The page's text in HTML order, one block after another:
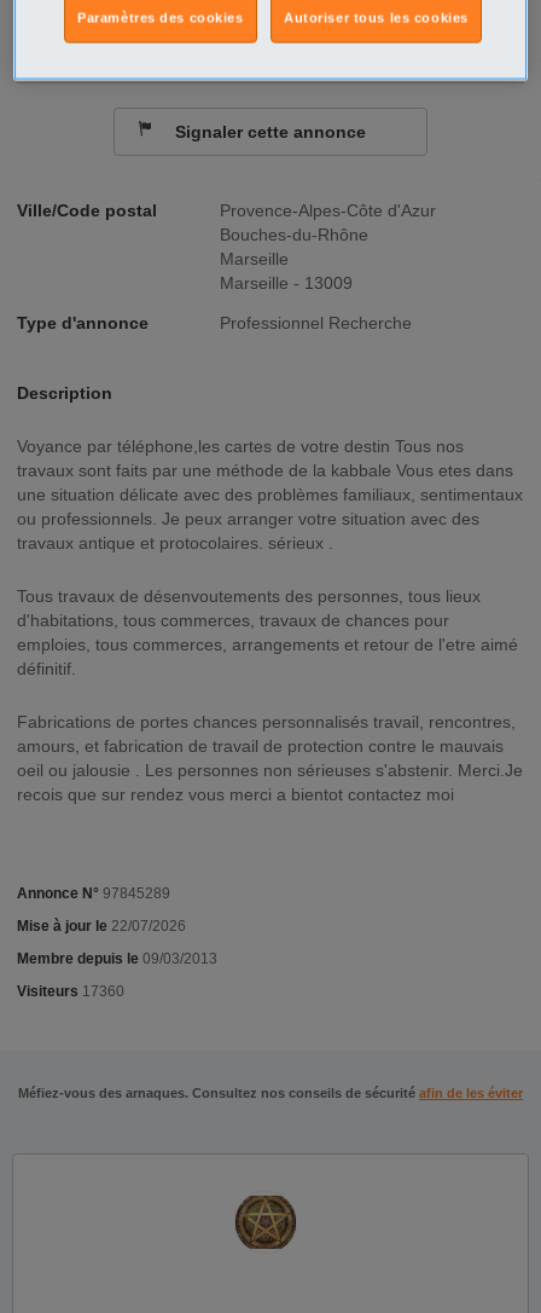
Ville/Code postal
Provence-Alpes-Côte d'Azur
Bouches-du-Rhône
Marseille
Marseille - 13009
Type d'annonce Professionnel Recherche
Description
Voyance par téléphone,les cartes de votre destin Tous nos
travaux sont faits par une méthode de la kabbale Vous etes dans
une situation délicate avec des problèmes familiaux, sentimentaux
ou professionnels. Je peux arranger votre situation avec des
travaux antique et protocolaires. sérieux .
Tous travaux de désenvoutements des personnes, tous lieux
d'habitations, tous commerces, travaux de chances pour
emploies, tous commerces, arrangements et retour de l'etre aimé
définitif.
Fabrications de portes chances personnalisés travail, rencontres,
amours, et fabrication de travail de protection contre le mauvais
oeil ou jalousie . Les personnes non sérieuses s'abstenir. Merci.Je
recois que sur rendez vous merci a bientot contactez moi
Annonce N° 97845289
Mise à jour le 22/07/2026
Membre depuis le 09/03/2013
Visiteurs 17360
Méfiez-vous des arnaques. Consultez nos conseils de sécurité afin de les éviter
Contacter par email
Signaler cette annonce
Autoriser tous les cookies
Paramètres des cookies